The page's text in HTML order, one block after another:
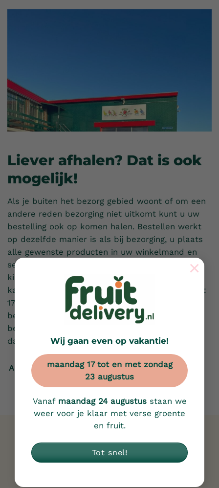
Wij gaan even op vakantie!
maandag 17 tot en met zondag
23 augustus
Vanaf maandag 24 augustusstaan we
weer voor je klaar met verse groente
en fruit.
Tot snel!
×
Liever afhalen? Dat is ook
mogelijk!
Als je buiten het bezorg gebied woont of om een
andere reden bezorging niet uitkomt kunt u uw
bestelling ook op komen halen. Bestellen werkt
op dezelfde manier is als bij bezorging, u plaats
alle gewenste producten in uw winkelmand en
selecteert ‘ophalen’ in plaats van ‘bezorgen’. U
kiest wanneer u uw bestelling op wilt halen, dit
kan van dinsdag tot en met vrijdag van 09:00 tot
17:00 uur. U kunt bij het plaatsen van uw
bestelling via iDeal betalen of wanneer u uw
bestelling op komt halen contant betalen. Tot
dan!
Afspraak maken
Gerelateerde producten